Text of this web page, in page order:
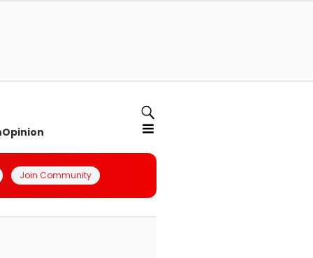
Opinion
Join Community